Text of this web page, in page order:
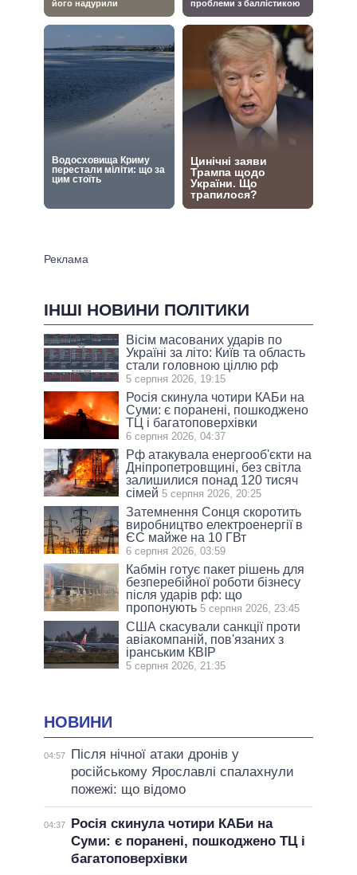
ІНШІ НОВИНИ ПОЛІТИКИ
Вісім масованих ударів по
Україні за літо: Київ та область
стали головною ціллю рф
5 серпня 2026, 19:15
Росія скинула чотири КАБи на
Суми: є поранені, пошкоджено
ТЦ і багатоповерхівки
6 серпня 2026, 04:37
Рф атакувала енергооб'єкти на
Дніпропетровщині, без світла
залишилися понад 120 тисяч
сімей 5 серпня 2026, 20:25
Затемнення Сонця скоротить
виробництво електроенергії в
ЄС майже на 10 ГВт
6 серпня 2026, 03:59
Кабмін готує пакет рішень для
безперебійної роботи бізнесу
після ударів рф: що
пропонують 5 серпня 2026, 23:45
США скасували санкції проти
авіакомпаній, пов'язаних з
іранським КВІР
5 серпня 2026, 21:35
НОВИНИ
04:57
Після нічної атаки дронів у
російському Ярославлі спалахнули
пожежі: що відомо
04:37
Росія скинула чотири КАБи на
Суми: є поранені, пошкоджено ТЦ і
багатоповерхівки